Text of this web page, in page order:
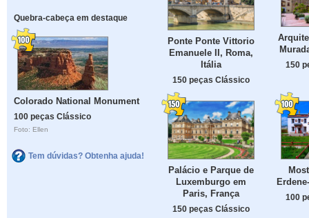
Quebra-cabeça em destaque
Colorado National Monument
100 peças Clássico
Foto: Ellen
Tem dúvidas? Obtenha ajuda!
Ponte Ponte Vittorio
Emanuele II, Roma,
Itália
150 peças Clássico
150
Palácio e Parque de
Luxemburgo em
Paris, França
150 peças Clássico
100